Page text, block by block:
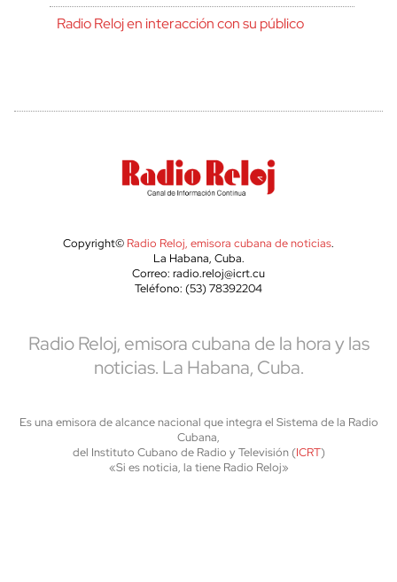
Radio Reloj en interacción con su público
Copyright© Radio Reloj, emisora cubana de noticias.
La Habana, Cuba.
Correo: radio.reloj@icrt.cu
Teléfono: (53) 78392204
Radio Reloj, emisora cubana de la hora y las
noticias. La Habana, Cuba.
Es una emisora de alcance nacional que integra el Sistema de la Radio
Cubana,
del Instituto Cubano de Radio y Televisión (ICRT)
«Si es noticia, la tiene Radio Reloj»